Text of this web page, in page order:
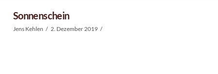
Sonnenschein
Jens Kehlen 2. Dezember 2019